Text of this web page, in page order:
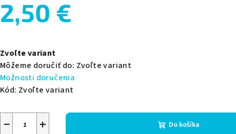
2,50 €
cena:
Zvoľte variant
Môžeme doručiť do: Zvoľte variant
Možnosti doručenia
Kód: Zvoľte variant
+
− Do košíka